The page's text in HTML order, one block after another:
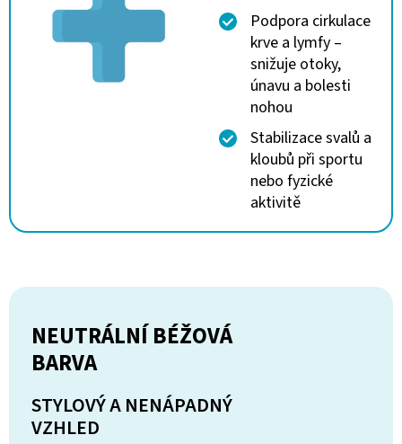
Podpora cirkulace
krve a lymfy –
snižuje otoky,
únavu a bolesti
nohou
Stabilizace svalů a
kloubů při sportu
nebo fyzické
aktivitě
NEUTRÁLNÍ BÉŽOVÁ
BARVA
STYLOVÝ A NENÁPADNÝ
VZHLED